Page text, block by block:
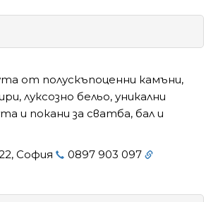
от полускъпоценни камъни,
луксозно бельо, уникални
и покани за сватба, бал и
София
0897 903 097